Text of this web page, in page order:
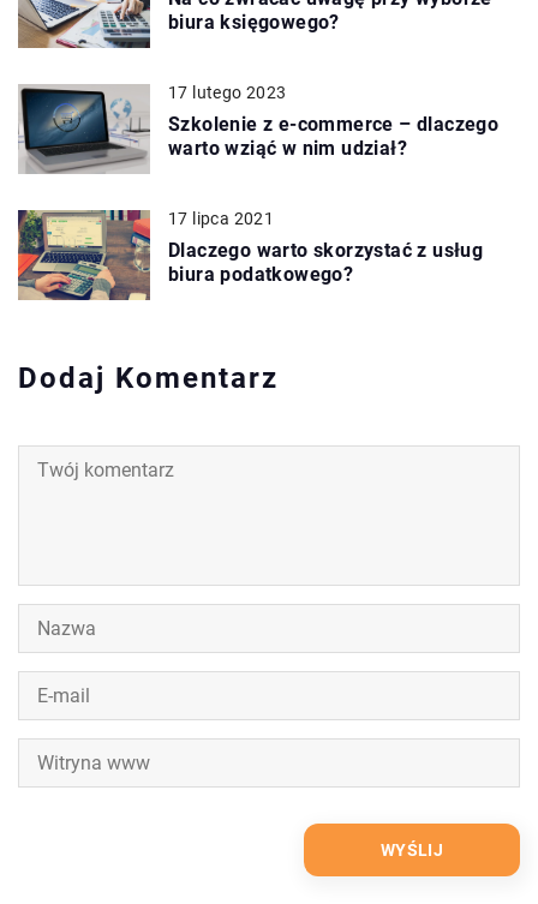
biura księgowego?
17 lutego 2023
Szkolenie z e-commerce – dlaczego
warto wziąć w nim udział?
17 lipca 2021
Dlaczego warto skorzystać z usług
biura podatkowego?
Dodaj Komentarz